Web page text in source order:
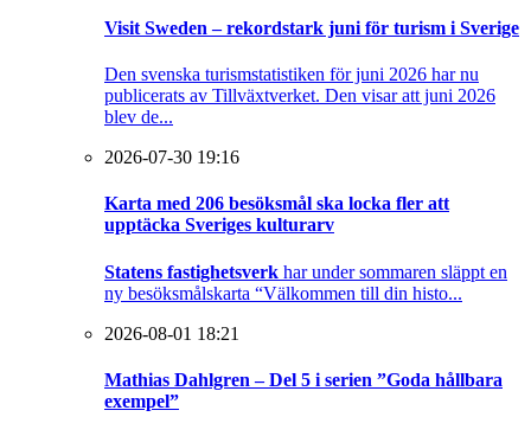
Visit Sweden – rekordstark juni för turism i Sverige
Den svenska turismstatistiken för juni 2026 har nu
publicerats av Tillväxtverket. Den visar att juni 2026
blev de...
2026-07-30 19:16
Karta med 206 besöksmål ska locka fler att
upptäcka Sveriges kulturarv
Statens fastighetsverk har under sommaren släppt en
ny besöksmålskarta “Välkommen till din histo...
2026-08-01 18:21
Mathias Dahlgren – Del 5 i serien ”Goda hållbara
exempel”